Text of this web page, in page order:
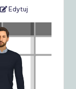
Edytuj